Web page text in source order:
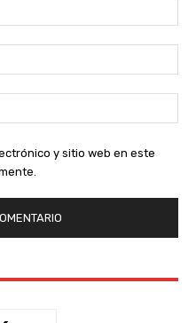
y sitio web en este